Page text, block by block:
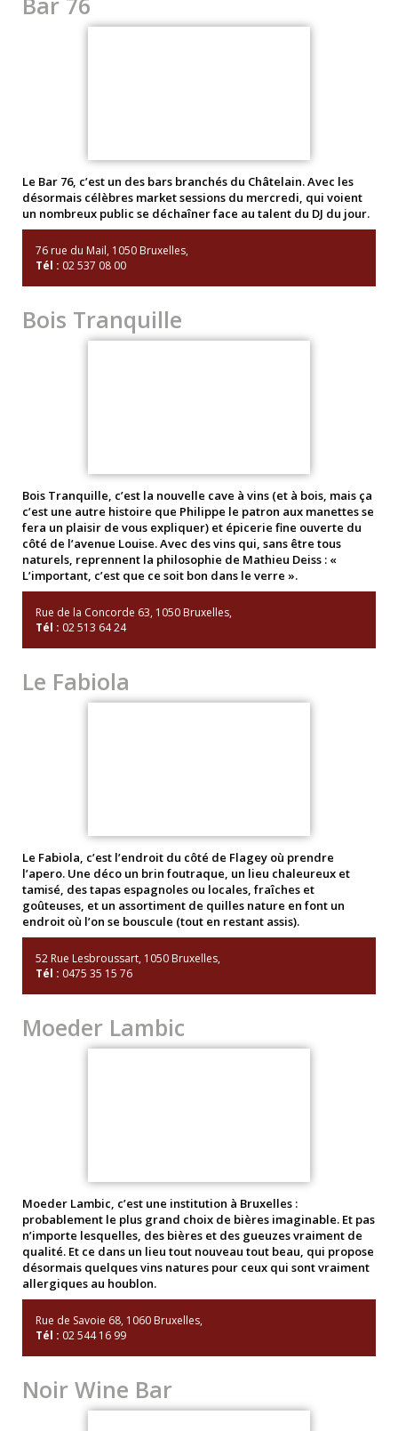
Le Bar 76, c’est un des bars branchés du Châtelain. Avec les
désormais célèbres market sessions du mercredi, qui voient
un nombreux public se déchaîner face au talent du DJ du jour.
76 rue du Mail, 1050 Bruxelles,
Tél : 02 537 08 00
Bois Tranquille
Bois Tranquille, c’est la nouvelle cave à vins (et à bois, mais ça
c’est une autre histoire que Philippe le patron aux manettes se
fera un plaisir de vous expliquer) et épicerie fine ouverte du
côté de l’avenue Louise. Avec des vins qui, sans être tous
naturels, reprennent la philosophie de Mathieu Deiss : «
L’important, c’est que ce soit bon dans le verre ».
Rue de la Concorde 63, 1050 Bruxelles,
Tél : 02 513 64 24
Le Fabiola
Le Fabiola, c’est l’endroit du côté de Flagey où prendre
l’apero. Une déco un brin foutraque, un lieu chaleureux et
tamisé, des tapas espagnoles ou locales, fraîches et
goûteuses, et un assortiment de quilles nature en font un
endroit où l’on se bouscule (tout en restant assis).
52 Rue Lesbroussart, 1050 Bruxelles,
Tél : 0475 35 15 76
Moeder Lambic
Moeder Lambic, c’est une institution à Bruxelles :
probablement le plus grand choix de bières imaginable. Et pas
n’importe lesquelles, des bières et des gueuzes vraiment de
qualité. Et ce dans un lieu tout nouveau tout beau, qui propose
désormais quelques vins natures pour ceux qui sont vraiment
allergiques au houblon.
Rue de Savoie 68, 1060 Bruxelles,
Tél : 02 544 16 99
Noir Wine Bar